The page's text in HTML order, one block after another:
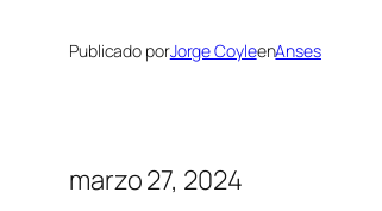
Publicado porJorge CoyleenAnses
marzo 27, 2024